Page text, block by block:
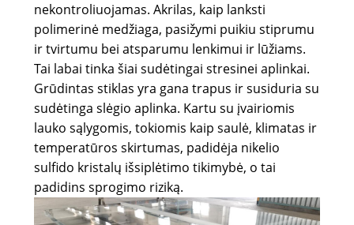
nekontroliuojamas. Akrilas, kaip lanksti
polimerinė medžiaga, pasižymi puikiu stiprumu
ir tvirtumu bei atsparumu lenkimui ir lūžiams.
Tai labai tinka šiai sudėtingai stresinei aplinkai.
Grūdintas stiklas yra gana trapus ir susiduria su
sudėtinga slėgio aplinka. Kartu su įvairiomis
lauko sąlygomis, tokiomis kaip saulė, klimatas ir
temperatūros skirtumas, padidėja nikelio
sulfido kristalų išsiplėtimo tikimybė, o tai
padidins sprogimo riziką.